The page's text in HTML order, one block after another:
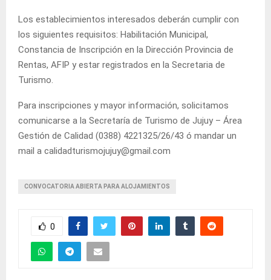
Los establecimientos interesados deberán cumplir con
los siguientes requisitos: Habilitación Municipal,
Constancia de Inscripción en la Dirección Provincia de
Rentas, AFIP y estar registrados en la Secretaria de
Turismo.
Para inscripciones y mayor información, solicitamos
comunicarse a la Secretaría de Turismo de Jujuy – Área
Gestión de Calidad (0388) 4221325/26/43 ó mandar un
mail a calidadturismojujuy@gmail.com
CONVOCATORIA ABIERTA​ PARA ALOJAMIENTOS​
0